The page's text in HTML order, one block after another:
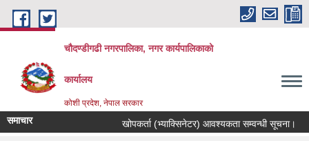
Skip to main content
चौदण्डीगढी नगरपालिका, नगर कार्यपालिकाको
कार्यालय
कोशी प्रदेश, नेपाल सरकार
समाचार खोपकर्ता (भ्याक्सिनेटर) आवश्यकता सम्वन्धी सूचना।